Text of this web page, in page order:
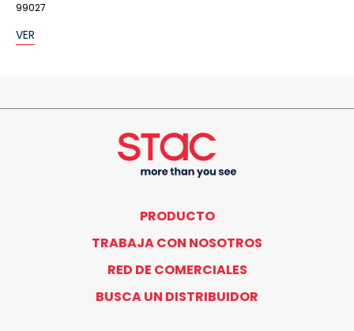
99027
VER
PRODUCTO
TRABAJA CON NOSOTROS
RED DE COMERCIALES
BUSCA UN DISTRIBUIDOR